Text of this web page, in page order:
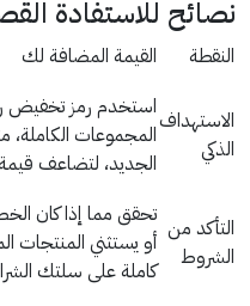
نصائح للاستفادة
النقطة القيمة المضافة لك
الاستهداف
الذكي
استخدم رمز تخفيض
المجموعات
الجديد، لتضاعف قيمة
التأكد من
الشروط
تحقق مما إذا كان
أو يستثني المنتجات
كاملة على سلتك